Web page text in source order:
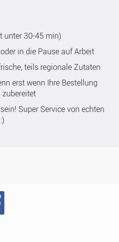
unter 30-45 min)
in die Pause auf Arbeit
teils regionale Zutaten
erst wenn Ihre Bestellung
zubereitet
Super Service von echten